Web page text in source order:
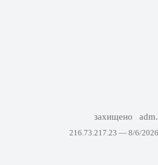
захищено
216.73.217.23 — 8/6/